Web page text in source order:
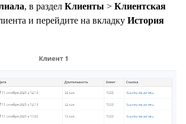
, в раздел Клиенты > Клиентская
и перейдите на вкладку История